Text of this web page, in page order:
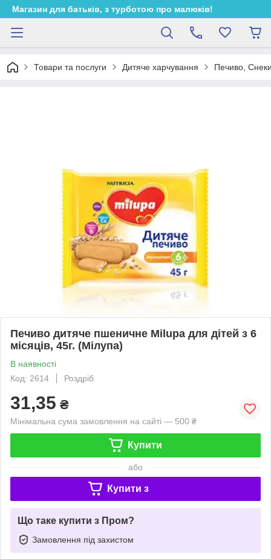
Магазин для батьків, з турботою про малюків!
Товари та послуги Дитяче харчування Печиво,
Печиво дитяче пшеничне Milupa для дітей з 6
місяців, 45г. (Мілупа)
В наявності
Код: 2614
Роздріб
31,35 ₴
Мінімальна сума замовлення на сайті — 500 ₴
Купити
або
Купити з
Що таке купити з Пром?
Замовлення під захистом